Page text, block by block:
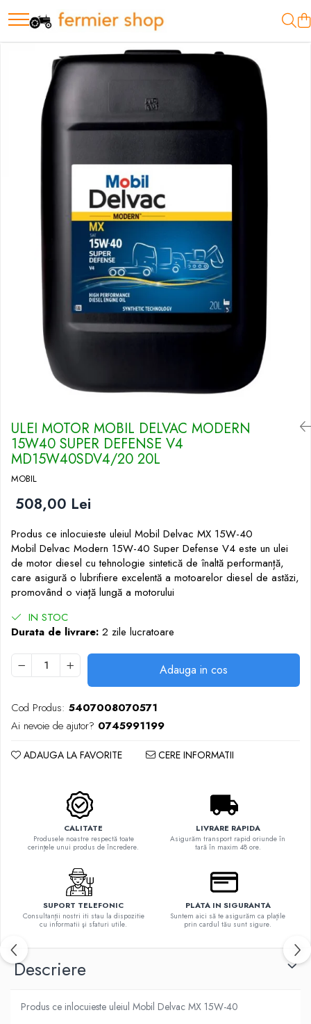
Motopompe
Motopompe Antor
Motopompe Husqvarna
ULEI MOTOR MOBIL DELVAC MODERN
15W40 SUPER DEFENSE V4
MD15W40SDV4/20 20L
MOBIL
508,00 Lei
Produs ce inlocuieste uleiul Mobil Delvac MX 15W-40
Mobil Delvac Modern 15W-40 Super Defense V4 este un ulei
de motor diesel cu tehnologie sintetică de înaltă performanță,
care asigură o lubrifiere excelentă a motoarelor diesel de astăzi,
promovând o viață lungă a motorului
IN STOC
Durata de livrare: 2 zile lucratoare
Adauga in cos
Cod Produs: 5407008070571
Ai nevoie de ajutor? 0745991199
ADAUGA LA FAVORITE CERE INFORMATII
CALITATE
Produsele noastre respectă toate
cerinţele unui produs de încredere.
LIVRARE RAPIDA
Asigurăm transport rapid oriunde în
tară în maxim 48 ore.
SUPORT TELEFONIC
Consultanţii nostri iti stau la dispozitie
cu informatii şi sfaturi utile.
PLATA IN SIGURANTA
Suntem aici să te asigurăm ca plaţile
prin cardul tău sunt sigure.
Descriere
Produs ce inlocuieste uleiul Mobil Delvac MX 15W-40